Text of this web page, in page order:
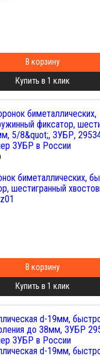
В корзину
Купить в 1 клик
биметаллических,
шестигранный
В корзину
Купить в 1 клик